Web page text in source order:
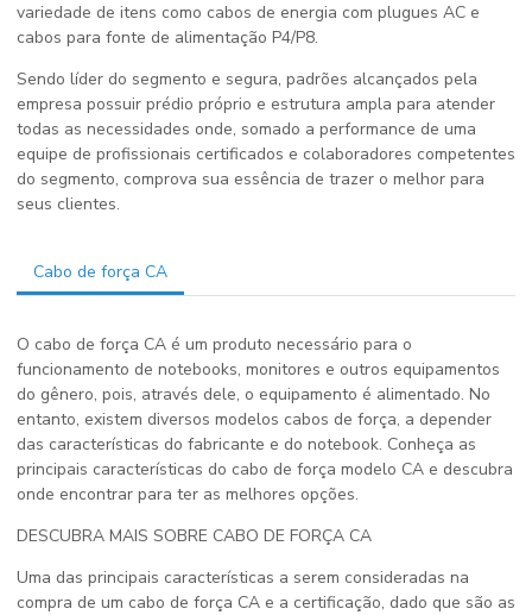
variedade de itens como cabos de energia com plugues AC e
cabos para fonte de alimentação P4/P8.
Sendo líder do segmento e segura, padrões alcançados pela
empresa possuir prédio próprio e estrutura ampla para atender
todas as necessidades onde, somado a performance de uma
equipe de profissionais certificados e colaboradores competentes
do segmento, comprova sua essência de trazer o melhor para
seus clientes.
Cabo de força CA
O cabo de força CA é um produto necessário para o
funcionamento de notebooks, monitores e outros equipamentos
do gênero, pois, através dele, o equipamento é alimentado. No
entanto, existem diversos modelos cabos de força, a depender
das características do fabricante e do notebook. Conheça as
principais características do cabo de força modelo CA e descubra
onde encontrar para ter as melhores opções.
DESCUBRA MAIS SOBRE CABO DE FORÇA CA
Uma das principais características a serem consideradas na
compra de um cabo de força CA e a certificação, dado que são as